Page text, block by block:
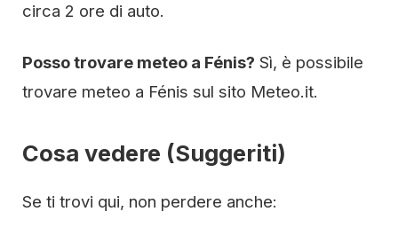
circa 2 ore di auto.
Posso trovare meteo a Fénis? Sì, è possibile
trovare meteo a Fénis sul sito Meteo.it.
Cosa vedere (Suggeriti)
Se ti trovi qui, non perdere anche: